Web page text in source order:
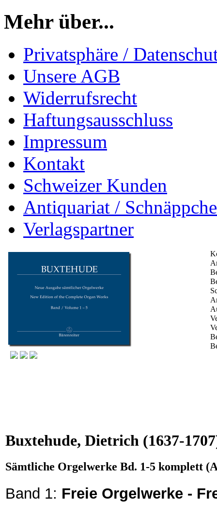
Mehr über...
Privatsphäre /
Unsere AGB
Widerrufsrecht
Haftungsausschluss
Impressum
Kontakt
Schweizer Kunden
Antiquariat /
Verlagspartner
Buxtehude, Dietrich (1637-
Sämtliche Orgelwerke Bd. 1-5 komplett
Band 1: Freie Orgelwerke -